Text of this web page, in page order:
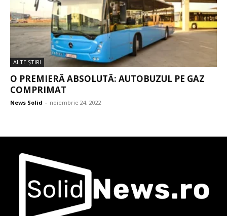
ALTE ŞTIRI
O PREMIERĂ ABSOLUTĂ: AUTOBUZUL PE GAZ
COMPRIMAT
News Solid - noiembrie 24, 2022